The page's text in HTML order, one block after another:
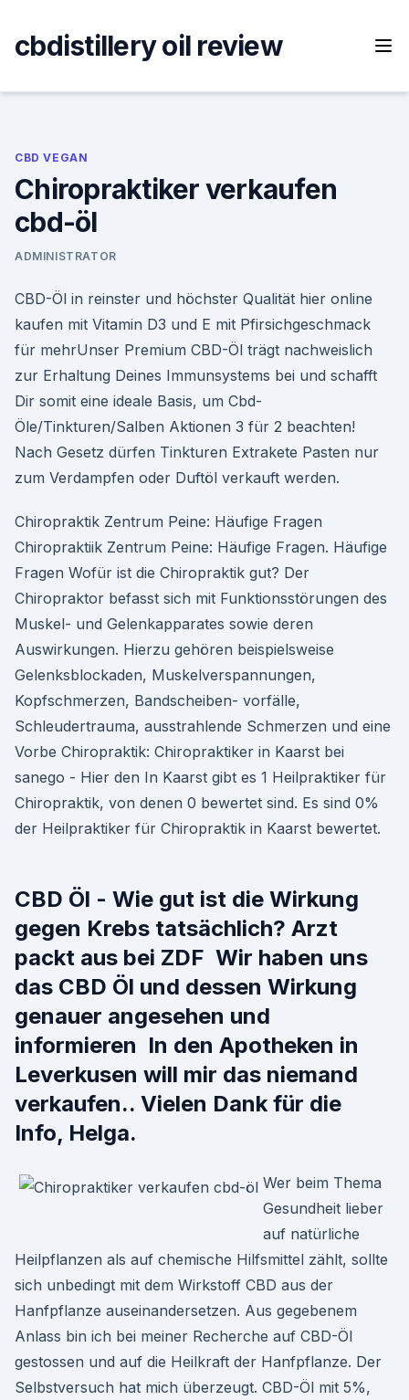
content
cbdistillery oil review
CBD VEGAN
Chiropraktiker verkaufen
cbd-öl
ADMINISTRATOR
CBD-Öl in reinster und höchster Qualität hier online
kaufen mit Vitamin D3 und E mit Pfirsichgeschmack
für mehrUnser Premium CBD-Öl trägt nachweislich
zur Erhaltung Deines Immunsystems bei und schafft
Dir somit eine ideale Basis, um Cbd-
Öle/Tinkturen/Salben Aktionen 3 für 2 beachten!
Nach Gesetz dürfen Tinkturen Extrakete Pasten nur
zum Verdampfen oder Duftöl verkauft werden.
Chiropraktik Zentrum Peine: Häufige Fragen
Chiropraktiik Zentrum Peine: Häufige Fragen. Häufige
Fragen Wofür ist die Chiropraktik gut? Der
Chiropraktor befasst sich mit Funktionsstörungen des
Muskel- und Gelenkapparates sowie deren
Auswirkungen. Hierzu gehören beispielsweise
Gelenksblockaden, Muskelverspannungen,
Kopfschmerzen, Bandscheiben- vorfälle,
Schleudertrauma, ausstrahlende Schmerzen und eine
Vorbe Chiropraktik: Chiropraktiker in Kaarst bei
sanego - Hier den In Kaarst gibt es 1 Heilpraktiker für
Chiropraktik, von denen 0 bewertet sind. Es sind 0%
der Heilpraktiker für Chiropraktik in Kaarst bewertet.
CBD Öl - Wie gut ist die Wirkung
gegen Krebs tatsächlich? Arzt
packt aus bei ZDF Wir haben uns
das CBD Öl und dessen Wirkung
genauer angesehen und
informieren In den Apotheken in
Leverkusen will mir das niemand
verkaufen.. Vielen Dank für die
Info, Helga.
Wer beim Thema
Gesundheit lieber
auf natürliche
Heilpflanzen als auf chemische Hilfsmittel zählt, sollte
sich unbedingt mit dem Wirkstoff CBD aus der
Hanfpflanze auseinandersetzen. Aus gegebenem
Anlass bin ich bei meiner Recherche auf CBD-Öl
gestossen und auf die Heilkraft der Hanfpflanze. Der
Selbstversuch hat mich überzeugt. CBD-Öl mit 5%,